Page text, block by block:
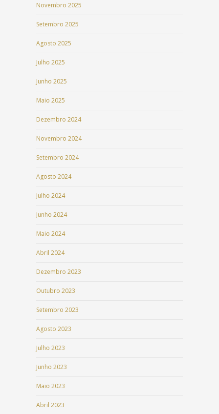
Novembro 2025
Setembro 2025
Agosto 2025
Julho 2025
Junho 2025
Maio 2025
Dezembro 2024
Novembro 2024
Setembro 2024
Agosto 2024
Julho 2024
Junho 2024
Maio 2024
Abril 2024
Dezembro 2023
Outubro 2023
Setembro 2023
Agosto 2023
Julho 2023
Junho 2023
Maio 2023
Abril 2023